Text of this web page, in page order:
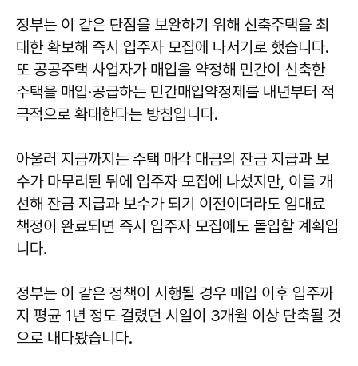
정부는 이 같은 단점을 보완하기 위해 신축주택을 최
대한 확보해 즉시 입주자 모집에 나서기로 했습니다.
또 공공주택 사업자가 매입을 약정해 민간이 신축한
주택을 매입·공급하는 민간매입약정제를 내년부터 적
극적으로 확대한다는 방침입니다.
아울러 지금까지는 주택 매각 대금의 잔금 지급과 보
수가 마무리된 뒤에 입주자 모집에 나섰지만, 이를 개
선해 잔금 지급과 보수가 되기 이전이더라도 임대료
책정이 완료되면 즉시 입주자 모집에도 돌입할 계획입
니다.
정부는 이 같은 정책이 시행될 경우 매입 이후 입주까
지 평균 1년 정도 걸렸던 시일이 3개월 이상 단축될 것
으로 내다봤습니다.